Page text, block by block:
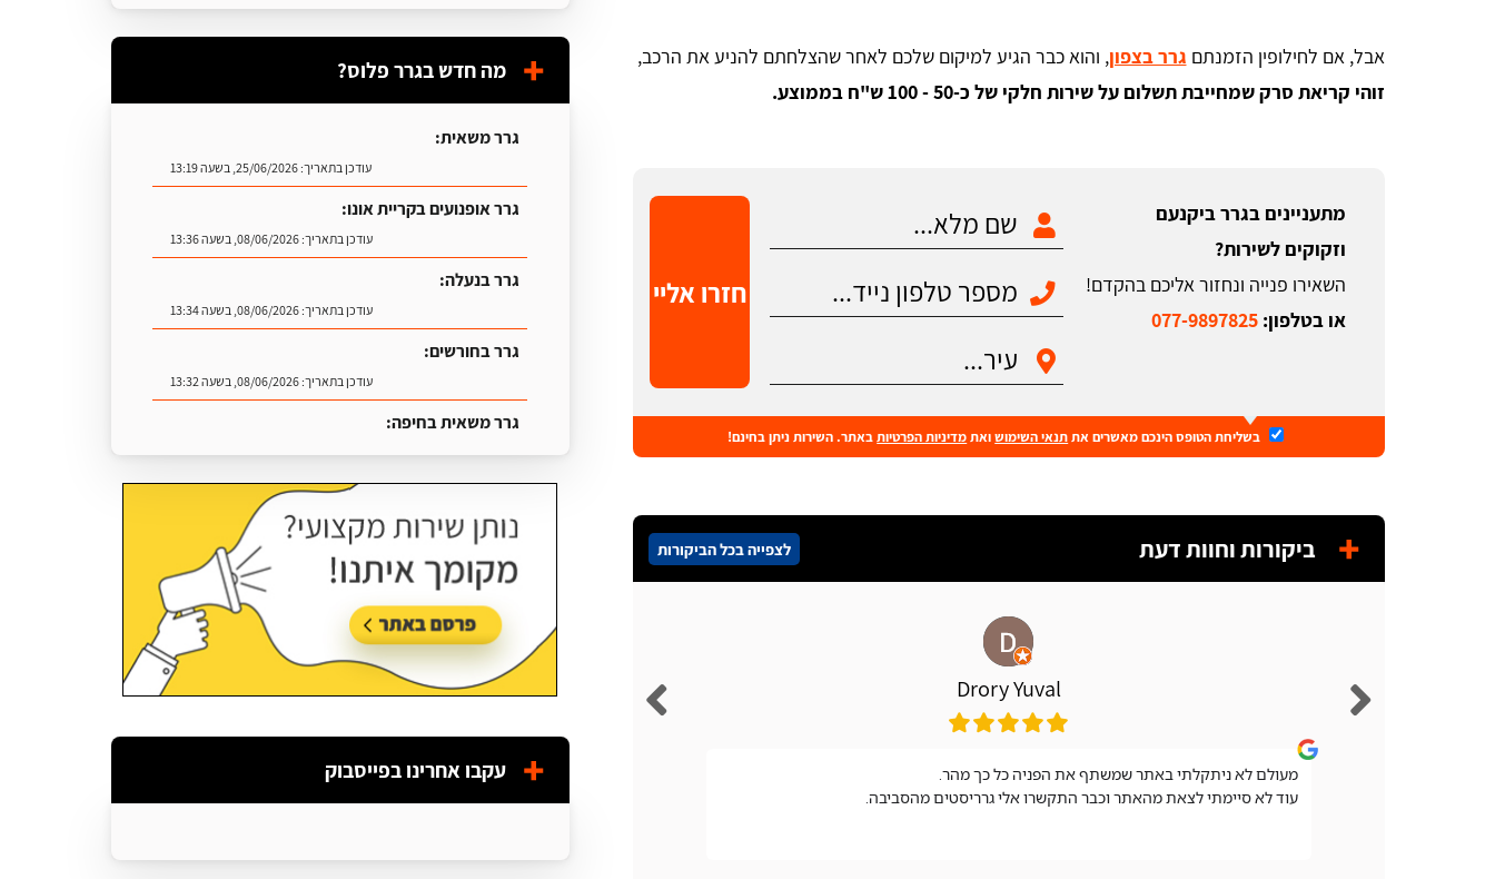
אבל, אם לחילופין הזמנתם גרר בצפון, והוא כבר הגיע למיקום שלכם לאחר שהצלחתם להניע את הרכב,
זוהי קריאת סרק שמחייבת תשלום על שירות חלקי של כ-50 - 100 ש"ח בממוצע.
מתעניינים בגרר ביקנעם
וזקוקים לשירות?
השאירו פנייה ונחזור אליכם בהקדם!
או בטלפון:077-9897825
חזרו אליי
בשליחת הטופס הינכם מאשרים אתתנאי השימושואתמדיניות הפרטיותבאתר. השירות ניתן בחינם!
ביקורות וחוות דעת לצפייה בכל הביקורות
Benjamin Rutzki
מעולה
Drory Yuval
מעולם לא ניתקלתי באתר שמשתף את הפניה כל כך מהר.
עוד לא סיימתי לצאת מהאתר וכבר התקשרו אלי גרריסטים מהסביבה.
מה חדש בגרר פלוס?
גרר משאית:
עודכן בתאריך:25/06/2026, בשעה 13:19
גרר אופנועים בקריית אונו:
עודכן בתאריך:08/06/2026, בשעה 13:36
גרר בנעלה:
עודכן בתאריך:08/06/2026, בשעה 13:34
גרר בחורשים:
עודכן בתאריך:08/06/2026, בשעה 13:32
גרר משאית בחיפה:
עודכן בתאריך:25/06/2026, בשעה 13:25
עקבו אחרינו בפייסבוק